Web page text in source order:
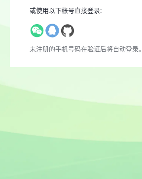
或使用以下帐号直接登录:
未注册的手机号码在验证后将自动登录。